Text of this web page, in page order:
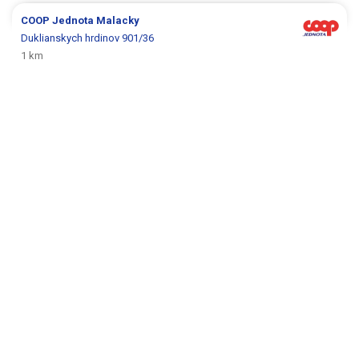
COOP Jednota Malacky
Duklianskych hrdinov 901/36
1 km